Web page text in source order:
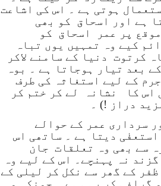
ہوتی ہے ۔ اس کی اشاعت
ہے اور اسحاق
کو بھی
پر عمر اسحاق
کو
کیے وہ تمہیں یوں تباہ
کرتوت
دنیا کے سامنے لاکر
بعد تیار ہوجاتا ہے ۔ بوہ
کے لیے استغاثہ کی طرف
اس کا نشانہ
لے کر ختم کر
دراز !) ۔
سرداری عمر کے حوالے
دیتا ہے ۔ ساتھی اس
سے بھی وہ تعلقات جان
نہ پہنچے۔ اس کے لیے وہ
ظفر کے گھر سے نکل کر لیلی کے
گرافی کر رہی ہے ۔ چونکہ وہ